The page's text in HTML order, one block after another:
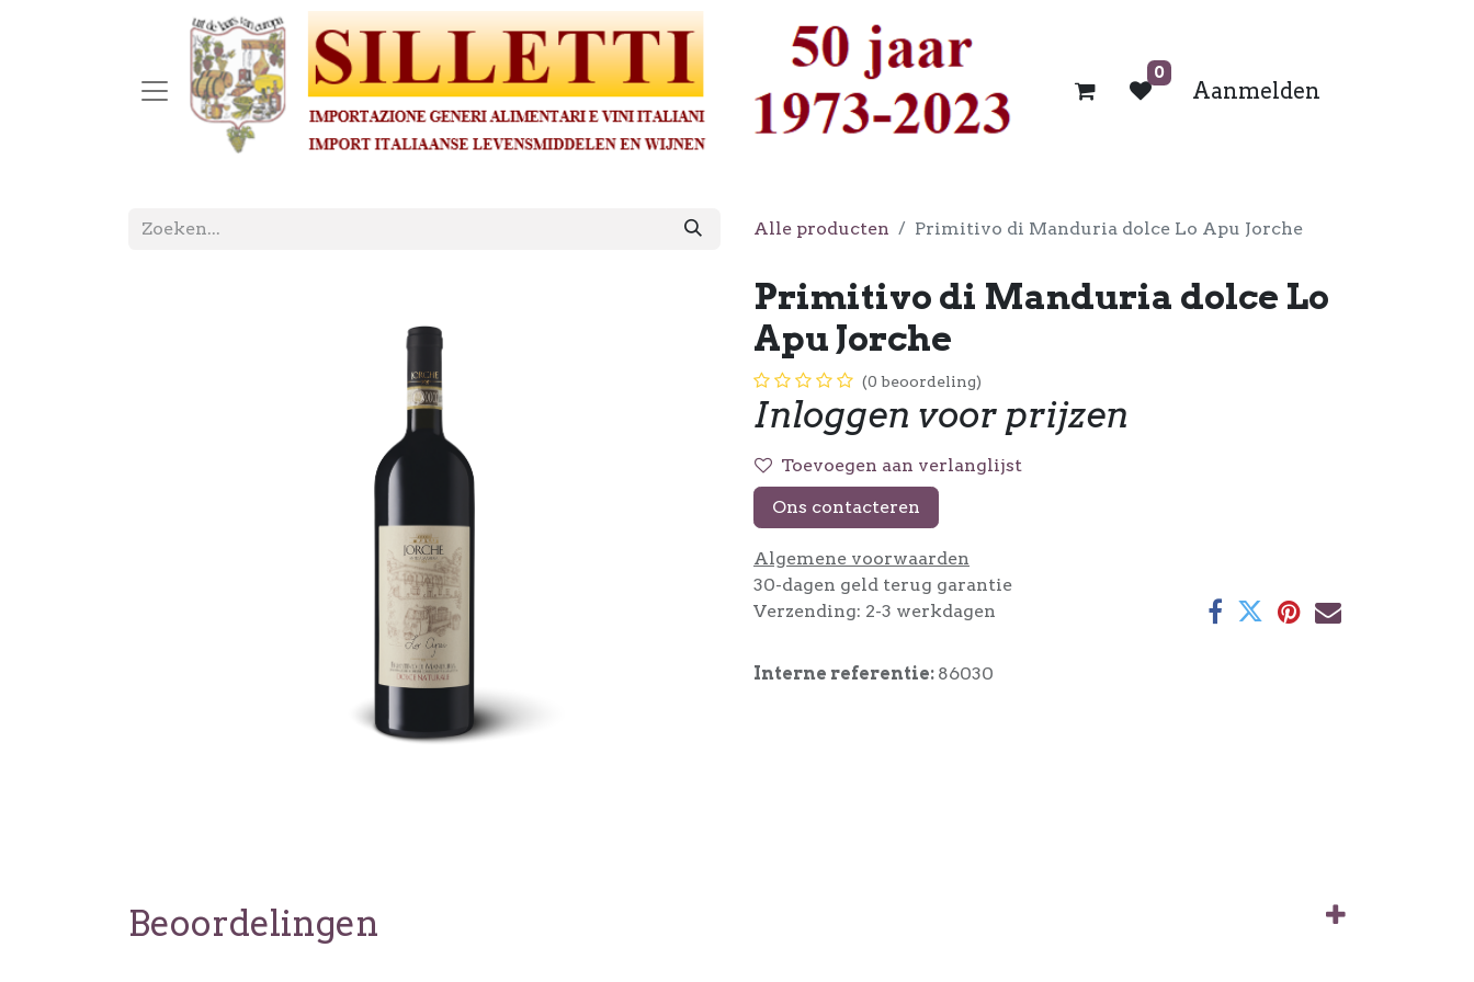
0
Aanmelden
Alle producten Primitivo di Manduria dolce Lo Apu Jorche
Primitivo di Manduria dolce Lo
Apu Jorche
(0 beoordeling)
Inloggen voor prijzen
Toevoegen aan verlanglijst
Ons contacteren
Algemene voorwaarden
30-dagen geld terug garantie
Verzending: 2-3 werkdagen
Interne referentie: 86030
Beoordelingen